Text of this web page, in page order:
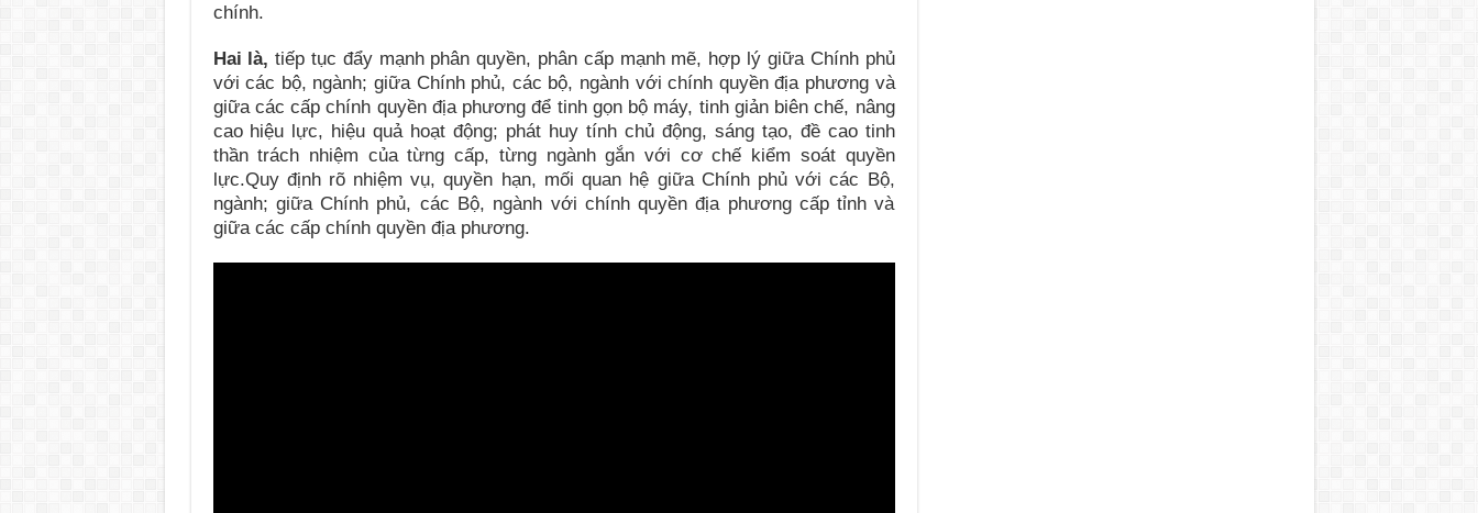
chính.
Hai là, tiếp tục đẩy mạnh phân quyền, phân cấp mạnh mẽ, hợp lý giữa Chính phủ
với các bộ, ngành; giữa Chính phủ, các bộ, ngành với chính quyền địa phương và
giữa các cấp chính quyền địa phương để tinh gọn bộ máy, tinh giản biên chế, nâng
cao hiệu lực, hiệu quả hoạt động; phát huy tính chủ động, sáng tạo, đề cao tinh
thần trách nhiệm của từng cấp, từng ngành gắn với cơ chế kiểm soát quyền
lực.Quy định rõ nhiệm vụ, quyền hạn, mối quan hệ giữa Chính phủ với các Bộ,
ngành; giữa Chính phủ, các Bộ, ngành với chính quyền địa phương cấp tỉnh và
giữa các cấp chính quyền địa phương.